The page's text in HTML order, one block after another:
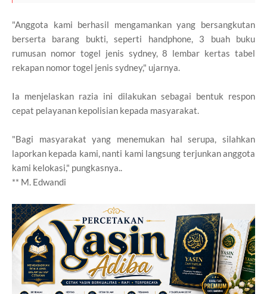
"Anggota kami berhasil mengamankan yang bersangkutan
berserta barang bukti, seperti handphone, 3 buah buku
rumusan nomor togel jenis sydney, 8 lembar kertas tabel
rekapan nomor togel jenis sydney," ujarnya.
Ia menjelaskan razia ini dilakukan sebagai bentuk respon
cepat pelayanan kepolisian kepada masyarakat.
"Bagi masyarakat yang menemukan hal serupa, silahkan
laporkan kepada kami, nanti kami langsung terjunkan anggota
kami kelokasi," pungkasnya..
** M. Edwandi